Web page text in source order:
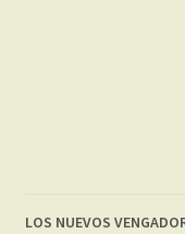
LOS NUEVOS